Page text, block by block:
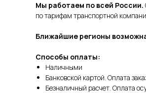
Мы работаем по всей России.
по тарифам транспортной
Ближайшие регионы
Способы оплаты:
Наличными
Банковской картой. Оплата
Безналичный расчет. Оплата